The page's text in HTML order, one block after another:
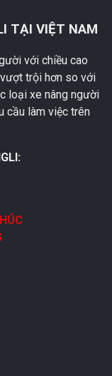
TẠI VIỆT NAM
với chiều cao
trội hơn so với
loại xe nâng người
cầu làm việc trên